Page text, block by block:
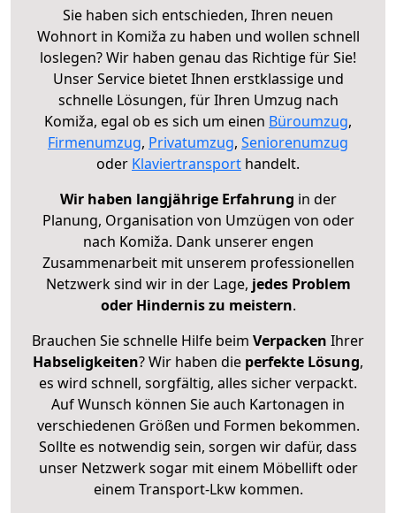
Sie haben sich entschieden, Ihren neuen
Wohnort in Komiža zu haben und wollen schnell
loslegen? Wir haben genau das Richtige für Sie!
Unser Service bietet Ihnen erstklassige und
schnelle Lösungen, für Ihren Umzug nach
Komiža, egal ob es sich um einen Büroumzug,
Firmenumzug, Privatumzug, Seniorenumzug
oder Klaviertransport handelt.
Wir haben langjährige Erfahrung in der
Planung, Organisation von Umzügen von oder
nach Komiža. Dank unserer engen
Zusammenarbeit mit unserem professionellen
Netzwerk sind wir in der Lage, jedes Problem
oder Hindernis zu meistern.
Brauchen Sie schnelle Hilfe beim Verpacken Ihrer
Habseligkeiten? Wir haben die perfekte Lösung,
es wird schnell, sorgfältig, alles sicher verpackt.
Auf Wunsch können Sie auch Kartonagen in
verschiedenen Größen und Formen bekommen.
Sollte es notwendig sein, sorgen wir dafür, dass
unser Netzwerk sogar mit einem Möbellift oder
einem Transport-Lkw kommen.